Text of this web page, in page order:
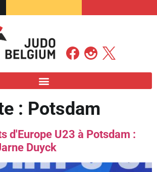
: Potsdam
d'Europe U23 à Potsdam :
Duyck